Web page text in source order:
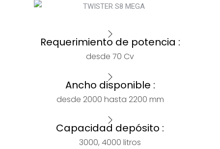
Requerimiento de potencia :
desde 70 Cv
Ancho disponible :
desde 2000 hasta 2200 mm
Capacidad depósito :
3000, 4000 litros